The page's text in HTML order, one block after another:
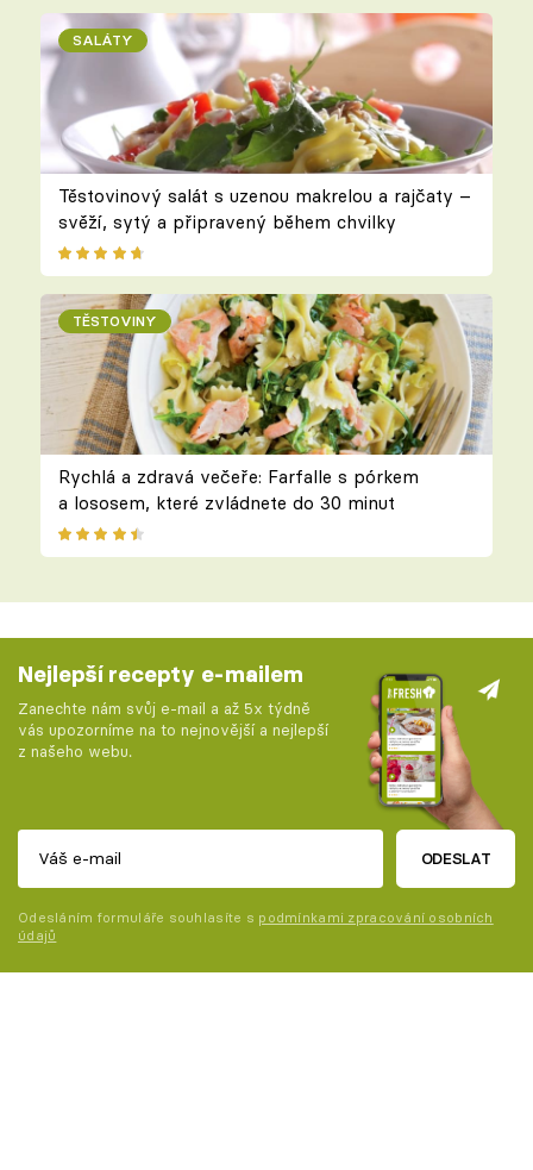
SALÁTY
Těstovinový salát s uzenou makrelou a rajčaty –
svěží, sytý a připravený během chvilky
TĚSTOVINY
Rychlá a zdravá večeře: Farfalle s pórkem
a lososem, které zvládnete do 30 minut
Nejlepší recepty e-mailem
Zanechte nám svůj e-mail a až 5x týdně
vás upozorníme na to nejnovější a nejlepší
z našeho webu.
ODESLAT
Odesláním formuláře souhlasíte s podmínkami zpracování osobních
údajů